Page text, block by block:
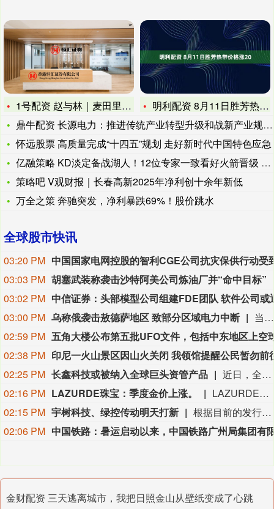
1号配资 赵与林｜麦田里的数据守望者
明利配资 8月11日胜芳热带价格涨20
鼎牛配资 长源电力：推进传统产业转型升级和战新产业规模质量发
怀远股票 高质量完成“十四五”规划 走好新时代中国特色应急
亿融策略 KD淡定备战湖人！12位专家一致看好火箭晋级 休媒
策略吧 V观财报｜长春高新2025年净利创十余年新低
万全之策 奔驰突发，净利暴跌69%！股价跳水
全球股市快讯
03:20 PM
03:03 PM 胡塞武装称袭击沙特阿美公司炼油厂并“命中目标”
03:02 PM
03:00 PM 乌称俄袭击敖德萨地区 致部分区域电力中断
当地时间8月9日，敖德萨电力公司发布消息称，凌晨俄罗斯对敖德萨地区发动袭击后，当地出现停电情况，部分区域电力供应中断。目前抢修工作已开展，供电恢复作业正在推进。俄罗斯方面对此暂无回应。
02:59 PM
02:38 PM
02:25 PM 长鑫科技或被纳入全球巨头资管产品
近日，全球资产管理机构范达高级产品经理John Patrick Lee透露，美国机构投资者开始布局中国半导体，最早或于9月底将长鑫科技纳入范达旗下ETF。 范达成立于1955年，总部位于纽约，是一家由创始家族持有的全球资产管理公司，在纽约、上海、法兰克福、苏黎世、阿姆斯特丹、伦敦、悉尼等地设有办公室，旗下产品涵盖ETF、共同基金（公募基金）和专户等。其在中国拥有私募机构范达私募基金管理（上海）有限公司。 截至2026年6月30日，范达全球管理资产规模约2374亿美元。它管理着全球规模最大的半导体ETF——SMH，截至8月初，该基金总净资产约700亿美元。今年6月，范达(VanEck)在美国推出首只聚焦中国半导体的ETF——SMHC。（中国基金报）
02:16 PM LAZURDE珠宝：季度金价上涨。
LAZURDE珠宝：季度金价上涨。
02:15 PM 宇树科技、绿控传动明天打新
根据目前的发行安排，下周有4只新股申购，科创板2只，创业板、北交所各有1只。日程安排上，周一（8月10日）可申购科创板新股宇树科技、创业板新股绿控传动、北交所新股双英集团，周五（8月14日）可申购科创板新股高凯技术。
02:06 PM
金财配资 三天逃离城市，我把日照金山从壁纸变成了心跳